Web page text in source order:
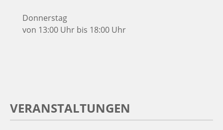
Donnerstag
von 13:00 Uhr bis 18:00 Uhr
VERANSTALTUNGEN